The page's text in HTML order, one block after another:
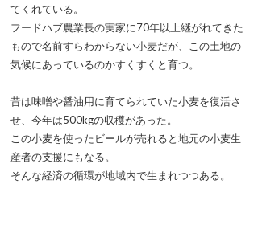
てくれている。
フードハブ農業長の実家に70年以上継がれてきた
もので名前すらわからない小麦だが、この土地の
気候にあっているのかすくすくと育つ。
昔は味噌や醤油用に育てられていた小麦を復活さ
せ、今年は500kgの収穫があった。
この小麦を使ったビールが売れると地元の小麦生
産者の支援にもなる。
そんな経済の循環が地域内で生まれつつある。